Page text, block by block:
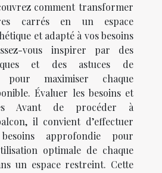
comment transformer
carrés en un espace
et adapté à vos besoins
vous inspirer par des
et des astuces de
pour maximiser chaque
Évaluer les besoins et
Avant de procéder à
il convient d’effectuer
approfondie pour
optimale de chaque
un espace restreint. Cette